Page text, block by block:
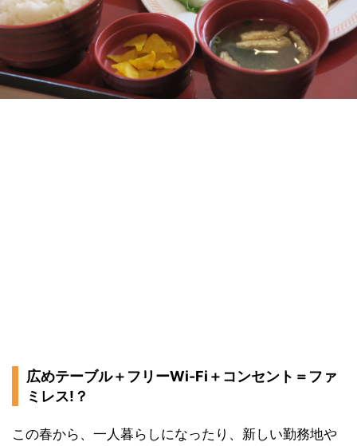
広めテーブル＋フリーWi-Fi＋コンセント＝ファ
ミレス!？
この春から、一人暮らしになったり、新しい勤務地や